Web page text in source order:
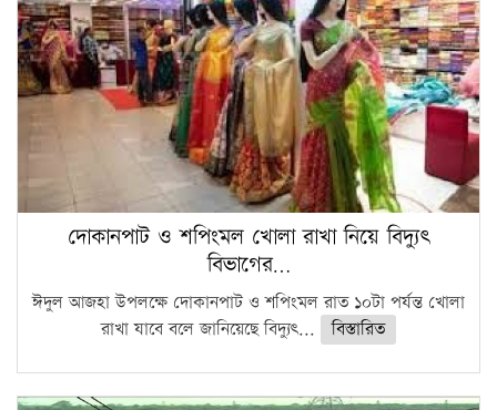
দোকানপাট ও শপিংমল খোলা রাখা নিয়ে বিদ্যুৎ
বিভাগের…
ঈদুল আজহা উপলক্ষে দোকানপাট ও শপিংমল রাত ১০টা পর্যন্ত খোলা
রাখা যাবে বলে জানিয়েছে বিদ্যুৎ...
বিস্তারিত